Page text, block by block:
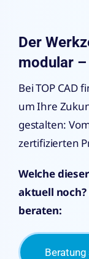
Der
modular
Bei TOP CAD
um Ihre
gestalten:
zertifizierten
Welche
aktuell noch?
beraten: